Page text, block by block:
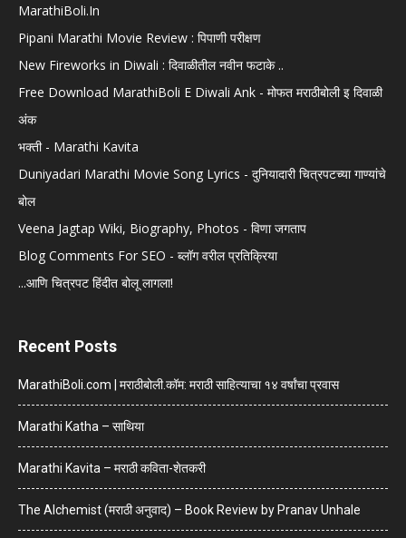
MarathiBoli.In
Pipani Marathi Movie Review : पिपाणी परीक्षण
New Fireworks in Diwali : दिवाळीतील नवीन फटाके ..
Free Download MarathiBoli E Diwali Ank - मोफत मराठीबोली इ दिवाळी
अंक
भक्ती - Marathi Kavita
Duniyadari Marathi Movie Song Lyrics - दुनियादारी चित्रपटच्या गाण्यांचे
बोल
Veena Jagtap Wiki, Biography, Photos - विणा जगताप
Blog Comments For SEO - ब्लॉग वरील प्रतिक्रिया
...आणि चित्रपट हिंदीत बोलू लागला!
Recent Posts
MarathiBoli.com | मराठीबोली.कॉम: मराठी साहित्याचा १४ वर्षांचा प्रवास
Marathi Katha – साथिया
Marathi Kavita – मराठी कविता-शेतकरी
The Alchemist (मराठी अनुवाद) – Book Review by Pranav Unhale